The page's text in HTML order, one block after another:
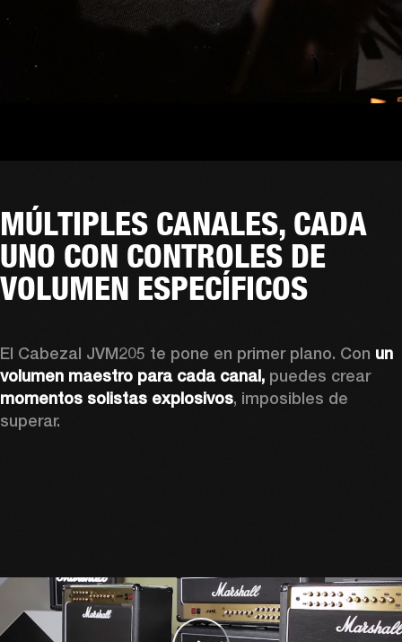
MÚLTIPLES CANALES, CADA
UNO CON CONTROLES DE
VOLUMEN ESPECÍFICOS
El Cabezal JVM205 te pone en primer plano. Con un
volumen maestro para cada canal,
puedes crear
momentos solistas explosivos, imposibles de
superar.